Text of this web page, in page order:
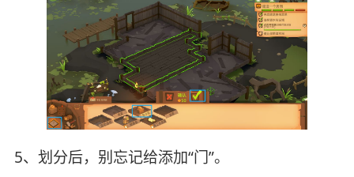
5、划分后，别忘记给添加“门”。